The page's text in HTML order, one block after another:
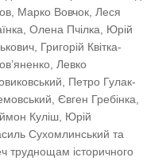
Марко Вовчок, Леся
Олена Пчілка, Юрій
Григорій Квітка-
Левко
Петро Гулак-
Євген Гребінка,
Куліш, Юрій
Сухомлинський та
труднощам історичного